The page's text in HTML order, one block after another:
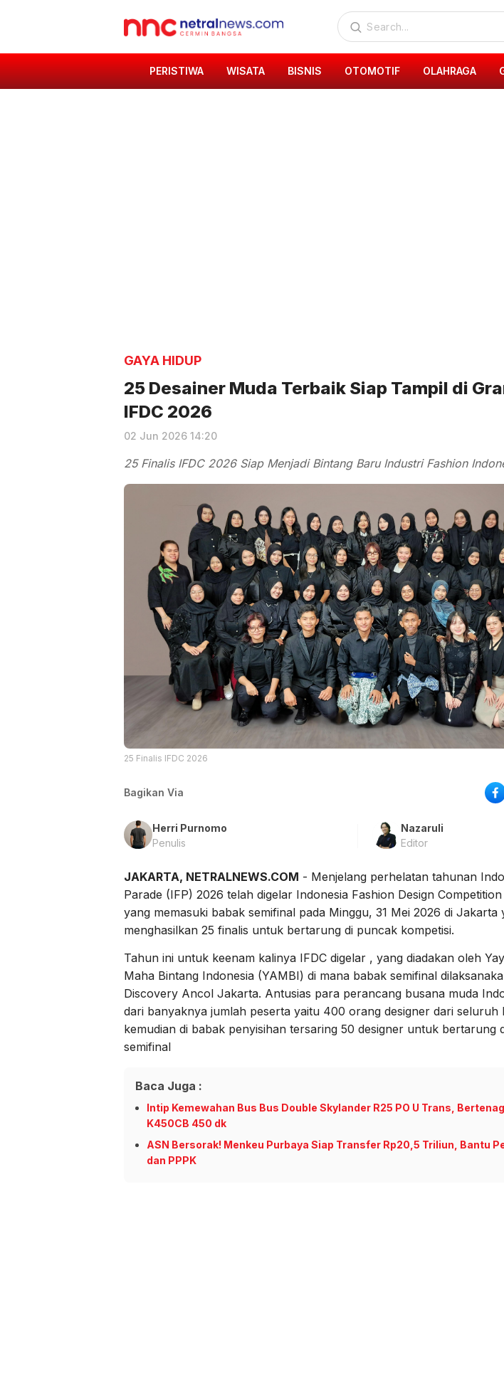
PERISTIWA WISATA BISNIS OTOMOTIF OLAHRAGA
GAYA HIDUP
25 Desainer Muda Terbaik Siap Tampil di
IFDC 2026
02 Jun 2026 14:20
25 Finalis IFDC 2026 Siap Menjadi Bintang Baru Industri Fashion
25 Finalis IFDC 2026
Bagikan Via
Herri Purnomo
Penulis
Nazaruli
Editor
JAKARTA, NETRALNEWS.COM - Menjelang perhelatan tahunan
Parade (IFP) 2026 telah digelar Indonesia Fashion Design
yang memasuki babak semifinal pada Minggu, 31 Mei 2026 di Jakarta
menghasilkan 25 finalis untuk bertarung di puncak kompetisi.
Tahun ini untuk keenam kalinya IFDC digelar , yang diadakan oleh
Maha Bintang Indonesia (YAMBI) di mana babak semifinal
Discovery Ancol Jakarta. Antusias para perancang busana muda
dari banyaknya jumlah peserta yaitu 400 orang designer dari seluruh
kemudian di babak penyisihan tersaring 50 designer untuk bertarung
semifinal
Baca Juga :
Intip Kemewahan Bus Bus Double Skylander R25 PO U Trans,
K450CB 450 dk
ASN Bersorak! Menkeu Purbaya Siap Transfer Rp20,5 Triliun, Bantu
dan PPPK